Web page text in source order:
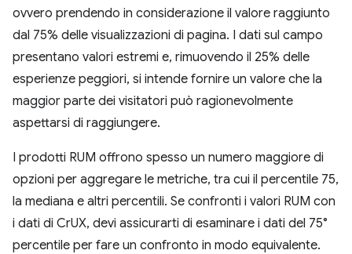
ovvero prendendo in considerazione il valore raggiunto
dal 75% delle visualizzazioni di pagina. I dati sul campo
presentano valori estremi e, rimuovendo il 25% delle
esperienze peggiori, si intende fornire un valore che la
maggior parte dei visitatori può ragionevolmente
aspettarsi di raggiungere.
I prodotti RUM offrono spesso un numero maggiore di
opzioni per aggregare le metriche, tra cui il percentile 75,
la mediana e altri percentili. Se confronti i valori RUM con
i dati di CrUX, devi assicurarti di esaminare i dati del 75°
percentile per fare un confronto in modo equivalente.